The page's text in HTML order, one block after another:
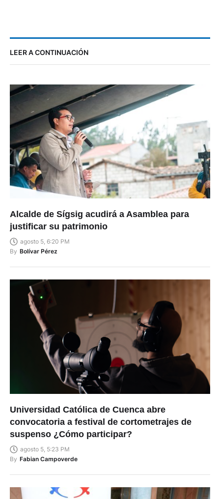
LEER A CONTINUACIÓN
Alcalde de Sígsig acudirá a Asamblea para
justificar su patrimonio
agosto 5, 6:20 PM
By Bolívar Pérez
Universidad Católica de Cuenca abre
convocatoria a festival de cortometrajes de
suspenso ¿Cómo participar?
agosto 5, 5:23 PM
By Fabian Campoverde